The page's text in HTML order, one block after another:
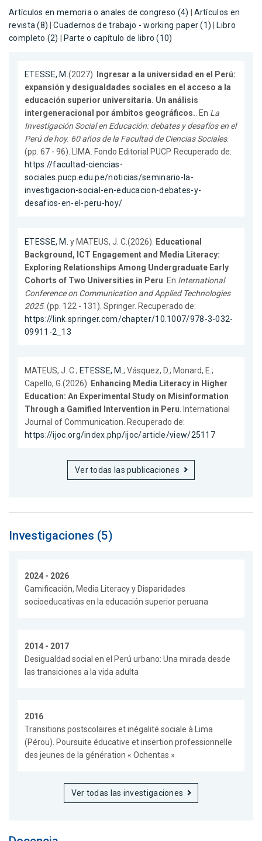
Artículos en memoria o anales de congreso (4)
Artículos en
revista (8) |Cuadernos de trabajo - working paper (1)
Libro
completo (2)
Parte o capítulo de libro (10)
ETESSE, M. (2027).
Ingresar a la universidad en el Perú:
expansión y desigualdades sociales en el acceso a la
educación superior universitaria. Un análisis
intergeneracional por ámbitos geográficos. . En La
Investigación Social en Educación: debates y desafíos en el
Perú de hoy. 60 años de la Facultad de Ciencias Sociales.
(pp. 67 - 96). LIMA. Fondo Editorial PUCP. Recuperado de:
https://facultad-ciencias-
sociales.pucp.edu.pe/noticias/seminario-la-
investigacion-social-en-educacion-debates-y-
desafios-en-el-peru-hoy/
ETESSE, M. y MATEUS, J. C.(2026).
Educational
Background, ICT Engagement and Media Literacy:
Exploring Relationships Among Undergraduate Early
Cohorts of Two Universities in Peru . En International
Conference on Communication and Applied Technologies
2025. (pp. 122 - 131). Springer. Recuperado de:
https://link.springer.com/chapter/10.1007/978-3-032-
09911-2_13
MATEUS, J. C.; ETESSE, M. ; Vásquez, D.; Monard, E.;
Capello, G.(2026).
Enhancing Media Literacy in Higher
Education: An Experimental Study on Misinformation
Through a Gamified Intervention in Peru . International
Journal of Communication. Recuperado de:
https://ijoc.org/index.php/ijoc/article/view/25117
Ver todas las publicaciones
Investigaciones (5)
2024 - 2026
Gamificación, Media Literacy y Disparidades
socioeducativas en la educación superior peruana
2014 - 2017
Desigualdad social en el Perú urbano: Una mirada desde
las transiciones a la vida adulta
2016
Transitions postscolaires et inégalité sociale à Lima
(Pérou). Poursuite éducative et insertion professionnelle
des jeunes de la génération « Ochentas »
Ver todas las investigaciones